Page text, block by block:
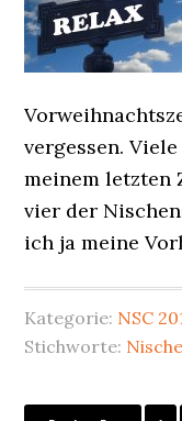
vergessen.
meinem letzten
vier der
ich ja meine
Kategorie: NSC
Stichworte: